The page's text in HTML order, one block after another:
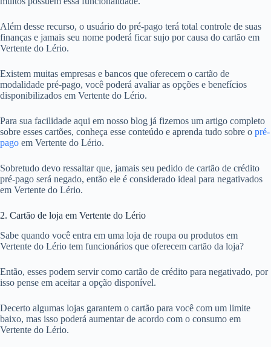
Além desse recurso, o usuário do pré-pago terá total controle de suas
finanças e jamais seu nome poderá ficar sujo por causa do cartão em
Vertente do Lério.
Existem muitas empresas e bancos que oferecem o cartão de
modalidade pré-pago, você poderá avaliar as opções e benefícios
disponibilizados em Vertente do Lério.
Para sua facilidade aqui em nosso blog já fizemos um artigo completo
sobre esses cartões, conheça esse conteúdo e aprenda tudo sobre o pré-
pago em Vertente do Lério.
Sobretudo devo ressaltar que, jamais seu pedido de cartão de crédito
pré-pago será negado, então ele é considerado ideal para negativados
em Vertente do Lério.
2. Cartão de loja em Vertente do Lério
Sabe quando você entra em uma loja de roupa ou produtos em
Vertente do Lério tem funcionários que oferecem cartão da loja?
Então, esses podem servir como cartão de crédito para negativado, por
isso pense em aceitar a opção disponível.
Decerto algumas lojas garantem o cartão para você com um limite
baixo, mas isso poderá aumentar de acordo com o consumo em
Vertente do Lério.